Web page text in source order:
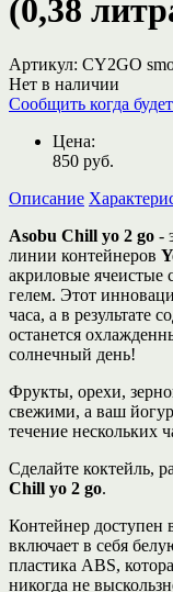
(0,38
Артикул: CY2GO
Нет в наличии
Сообщить когда будет
Цена:
850 руб.
Описание
Asobu Chill yo 2 go -
линии контейнеров
акриловые ячеистые
гелем. Этот
часа, а в результате
останется
солнечный день!
Фрукты, орехи,
свежими, а ваш
течение нескольких
Сделайте коктейль,
Chill yo 2 go.
Контейнер доступен
включает в себя
пластика ABS,
никогда не